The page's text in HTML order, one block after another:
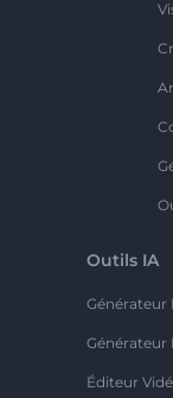
Outils IA
Générateur
Générateur
Éditeur